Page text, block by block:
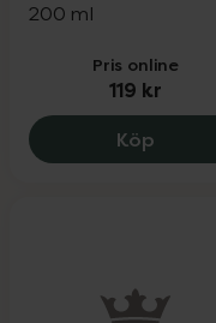
200 ml
Pris online
119 kr
Köp